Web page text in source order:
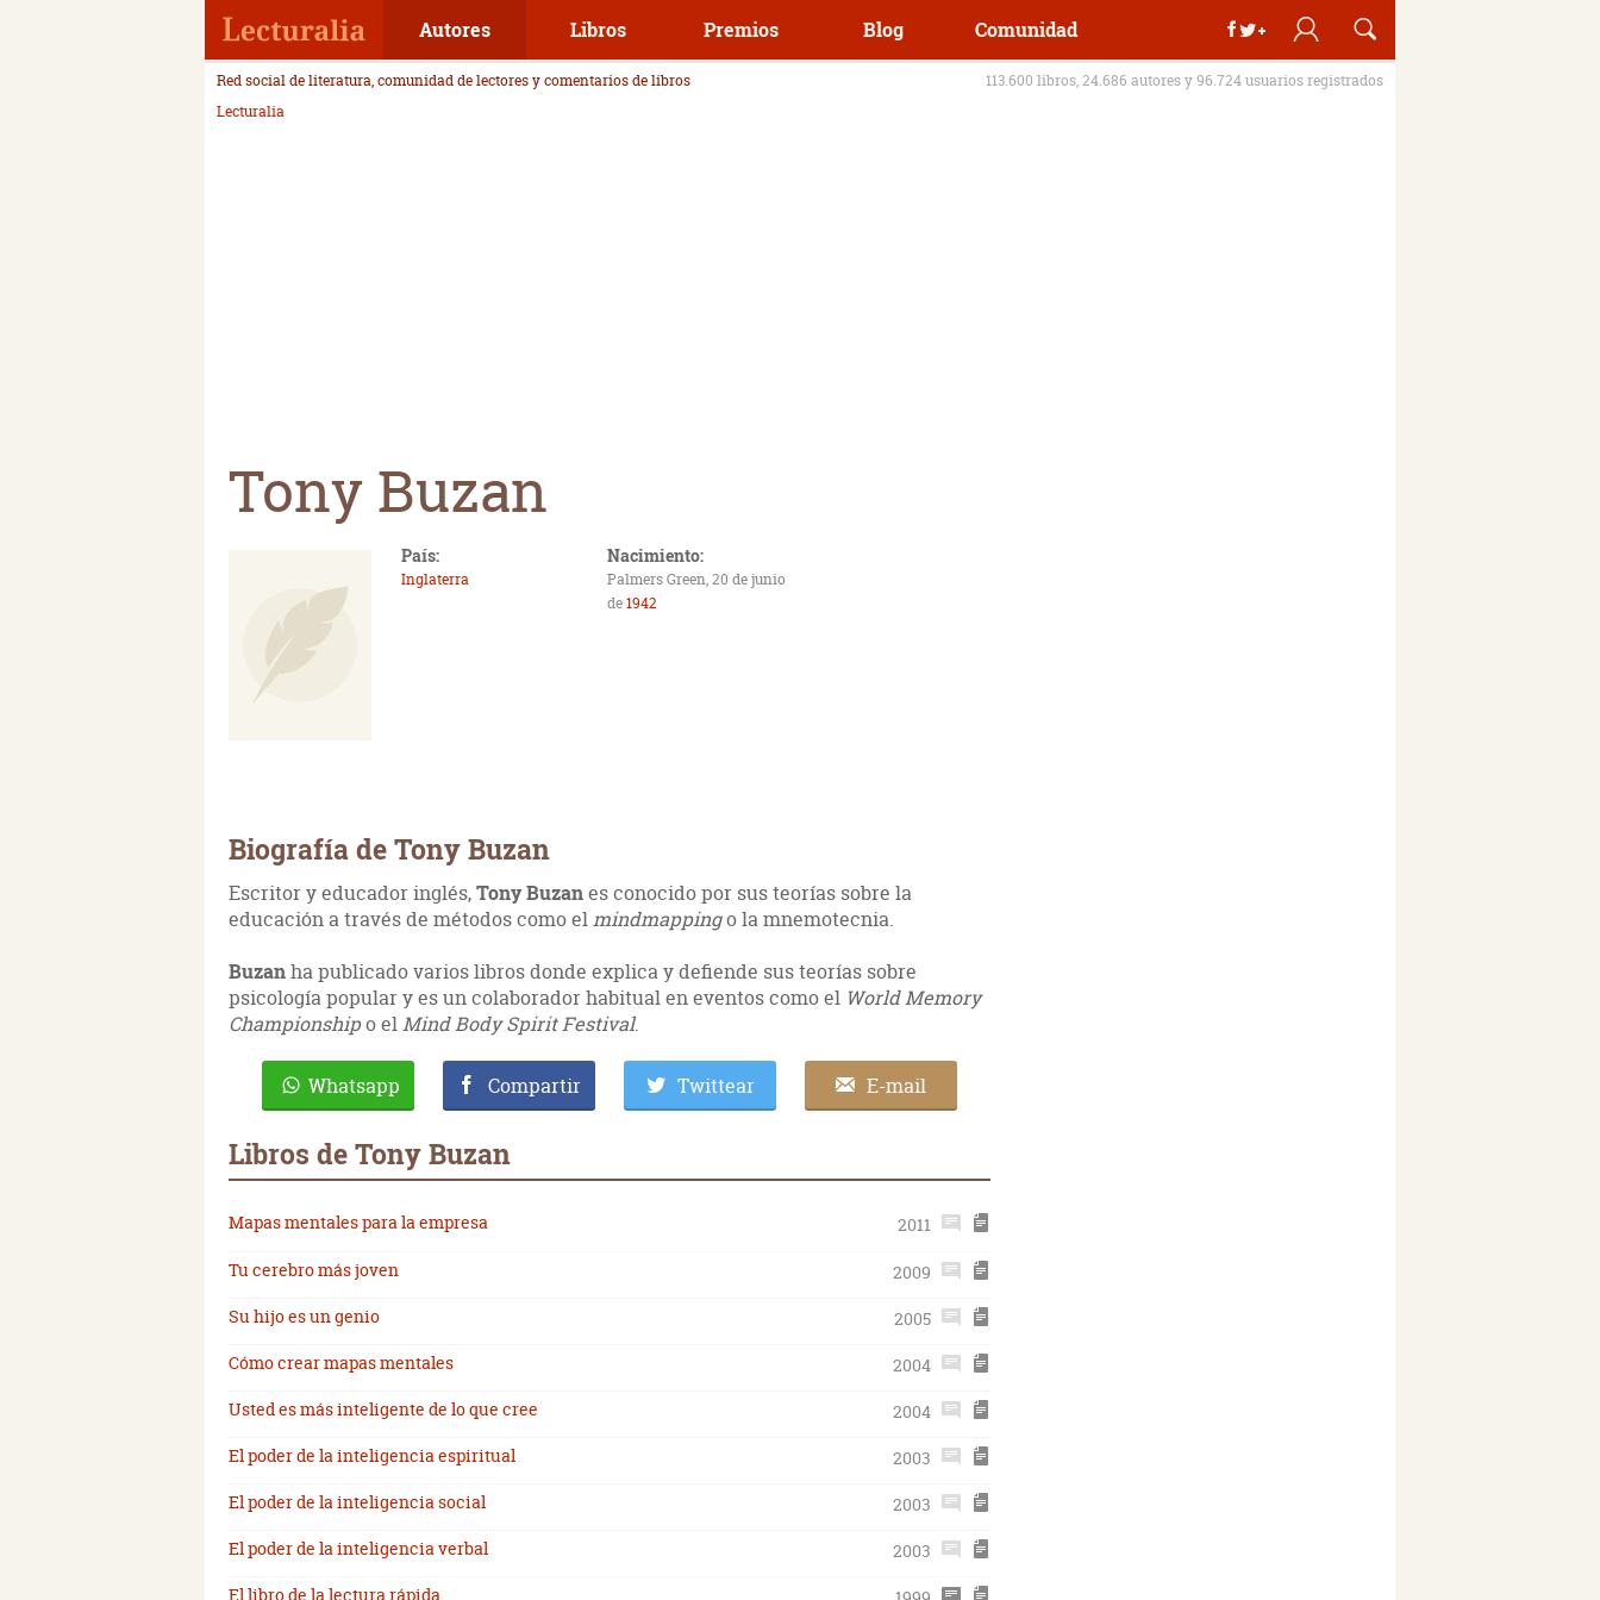
Autores Libros Premios Blog Comunidad
Red social de literatura, comunidad de lectores y comentarios de libros
113.600 libros, 24.686 autores y 96.724 usuarios registrados
Lecturalia
Tony Buzan
País:
Inglaterra
Nacimiento:
Palmers Green, 20 de junio
de1942
Biografía de Tony Buzan
Escritor y educador inglés,Tony Buzanes conocido por sus teorías sobre la
educación a través de métodos como elmindmappingo la mnemotecnia.
Buzanha publicado varios libros donde explica y defiende sus teorías sobre
psicología popular y es un colaborador habitual en eventos como el World Memory
Championshipo elMind Body Spirit Festival.
Whatsapp Compartir Twittear E-mail
Libros de Tony Buzan
Mapas mentales para la empresa
2011
Tu cerebro más joven
2009
Su hijo es un genio
2005
Cómo crear mapas mentales
2004
Usted es más inteligente de lo que cree
2004
El poder de la inteligencia espiritual
2003
El poder de la inteligencia social
2003
El poder de la inteligencia verbal
2003
El libro de la lectura rápida